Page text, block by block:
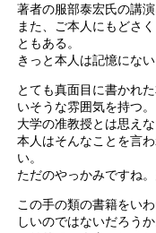
著者の服部泰宏氏の講
また、ご本人にもどさ
ともある。
きっと本人は記憶にない
とても真面目に書かれ
いそうな雰囲気を持つ。
大学の准教授とは思え
本人はそんなことを言
い。
ただのやっかみですね。
この手の類の書籍をい
しいのではないだろうか